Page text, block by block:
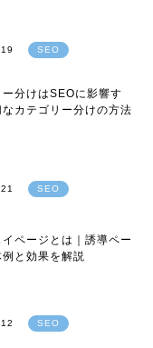
SEO
ー分けはSEOに影響す
なカテゴリー分けの方法
SEO
イページとは｜誘導ペー
例と効果を解説
SEO